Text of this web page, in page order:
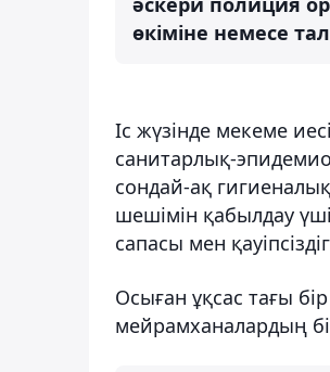
өкіміне немесе
Іс жүзінде мекеме
санитарлық-
сондай-ақ
шешімін қабылдау
сапасы мен
Осыған ұқсас тағы
мейрамханалардың